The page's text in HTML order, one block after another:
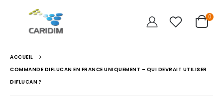
0
ACCUEIL
COMMANDE DIFLUCAN EN FRANCE UNIQUEMENT – QUI DEVRAIT UTILISER
DIFLUCAN ?